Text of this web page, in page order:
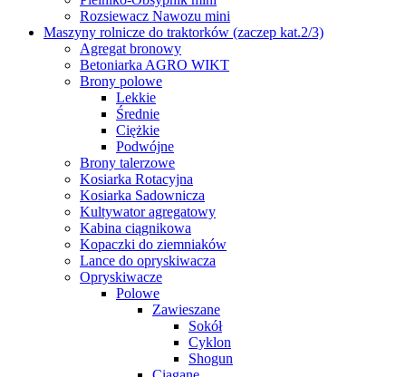
Rozsiewacz Nawozu mini
Maszyny rolnicze do traktorków (zaczep kat.2/3)
Agregat bronowy
Betoniarka AGRO WIKT
Brony polowe
Lekkie
Średnie
Ciężkie
Podwójne
Brony talerzowe
Kosiarka Rotacyjna
Kosiarka Sadownicza
Kultywator agregatowy
Kabina ciągnikowa
Kopaczki do ziemniaków
Lance do opryskiwacza
Opryskiwacze
Polowe
Zawieszane
Sokół
Cyklon
Shogun